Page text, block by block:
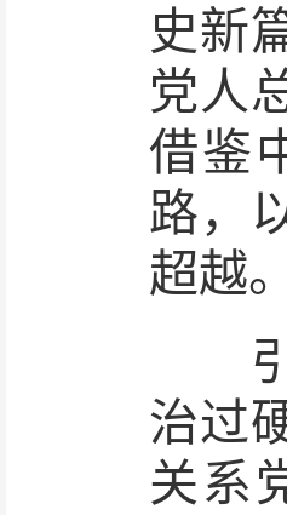
史新
党人
借鉴
路，
超越。
引
治过
关系